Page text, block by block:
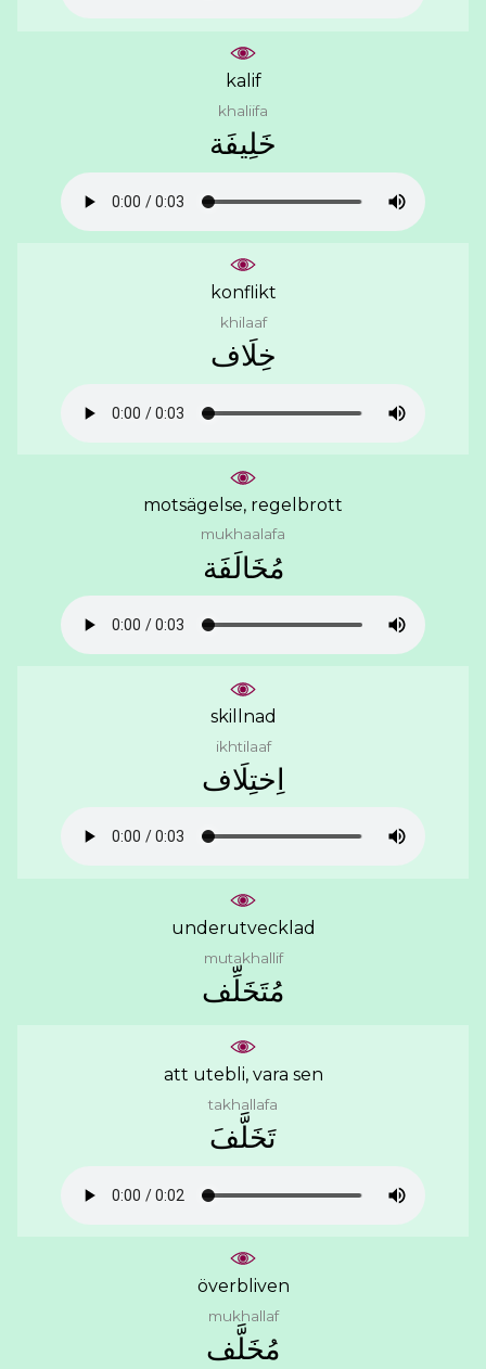
kalif
khaliifa
ﺧَﻠِﻴﻔَﺔ
konflikt
khilaaf
ﺧِﻠَﺎﻑ
motsägelse, regelbrott
mukhaalafa
ﻣُﺨَﺎﻟَﻔَﺔ
skillnad
ikhtilaaf
ﺍِﺧﺘِﻠَﺎﻑ
underutvecklad
mutakhallif
ﻣُﺘَﺨَﻠِّﻒ
att utebli, vara sen
takhallafa
ﺗَﺨَﻠَّﻒَ
överbliven
mukhallaf
ﻣُﺨَﻠَّﻒ